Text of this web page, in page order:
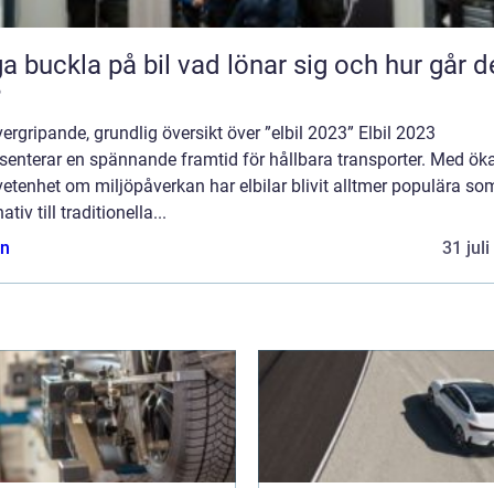
på bil vad lönar sig och hur går det
grundlig översikt över ”elbil 2023” Elbil 2023
en spännande framtid för hållbara transporter. Med
om miljöpåverkan har elbilar blivit alltmer populära
till traditionella...
31 juli